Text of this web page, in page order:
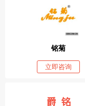
铭菊
立即咨询